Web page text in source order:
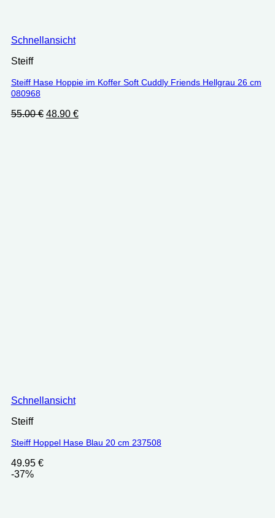
Schnellansicht
Steiff
Steiff Hase Hoppie im Koffer Soft Cuddly Friends Hellgrau 26 cm
080968
55.00€ Ursprünglicher
48.90 €Aktueller
Schnellansicht
Steiff
Steiff Hoppel Hase Blau 20 cm 237508
49.95 €
-37%